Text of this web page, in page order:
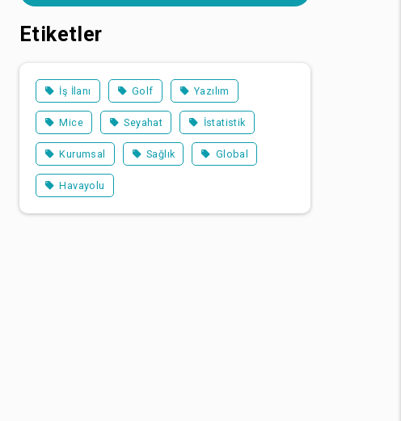
Etiketler
İş İlanı Golf Yazılım
Mice Seyahat İstatistik
Kurumsal Sağlık Global
Havayolu